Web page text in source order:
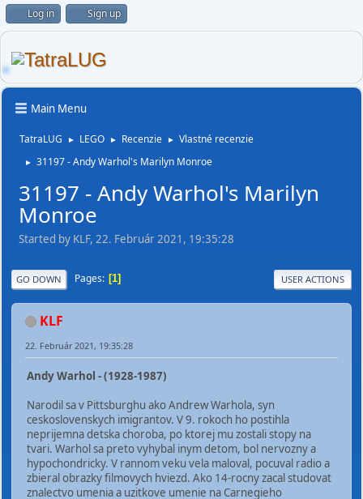
Log in Sign up
Main Menu
TatraLUG ► LEGO ► Recenzie ► Vlastné recenzie
► 31197 - Andy Warhol's Marilyn Monroe
31197 - Andy Warhol's Marilyn
Monroe
Started by KLF, 22. Február 2021, 19:35:28
GO DOWN Pages 1 USER ACTIONS
KLF
22. Február 2021, 19:35:28
Andy Warhol - (1928-1987)
Narodil sa v Pittsburghu ako Andrew Warhola, syn
ceskoslovenskych imigrantov. V 9. rokoch ho postihla
neprijemna detska choroba, po ktorej mu zostali stopy na
tvari. Warhol sa preto vyhybal inym detom, bol nervozny a
hypochondricky. V rannom veku vela maloval, pocuval radio a
zbieral obrazky filmovych hviezd. Ako 14-rocny zacal studovat
znalectvo umenia a uzitkove umenie na Carnegieho